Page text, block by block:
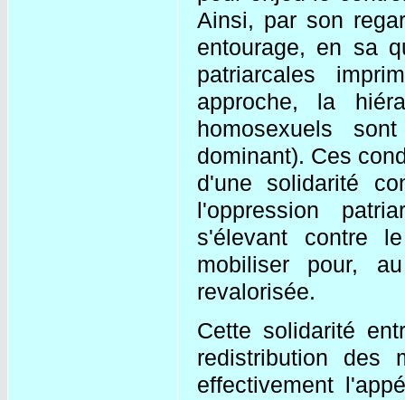
Ainsi, par son
entourage, en sa
patriarcales
approche, la
homosexuels
dominant). Ces
d'une solidarité
l'oppression
s'élevant contre
mobiliser pour,
revalorisée.
Cette solidarité
redistribution des
effectivement